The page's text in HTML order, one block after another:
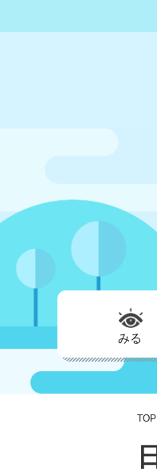
みる
TOP